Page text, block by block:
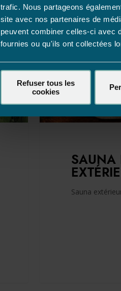
trafic. Nous partageons
site avec nos partenaires de
peuvent combiner celles-ci avec
fournies ou qu'ils ont collectées
Refuser tous les
cookies
SAUNA
Sauna